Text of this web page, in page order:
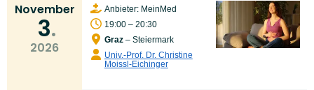
November
3
2026
Anbieter: MeinMed
19:00 – 20:30
Graz– Steiermark
Univ.-Prof. Dr. Christine
Moissl-Eichinger